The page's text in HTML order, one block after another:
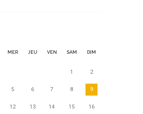
MER JEU VEN SAM DIM
1 2
5 6 7 8 9
12 13 14 15 16